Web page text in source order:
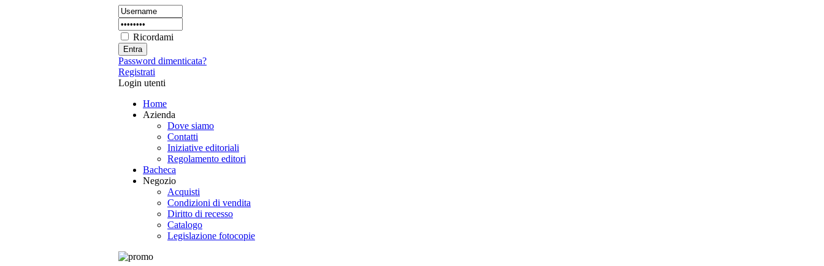
Ricordami
Password dimenticata?
Registrati
Login utenti
Home
Azienda
Dove siamo
Contatti
Iniziative editoriali
Regolamento editori
Bacheca
Negozio
Acquisti
Condizioni di vendita
Diritto di recesso
Catalogo
Legislazione fotocopie